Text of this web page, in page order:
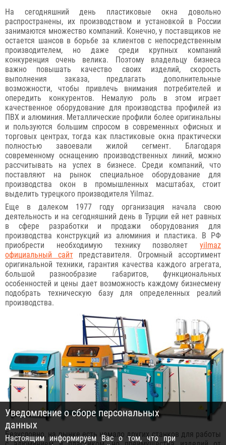
На сегодняшний день пластиковые окна довольно
распространены, их производством и установкой в России
занимаются множество компаний. Конечно, у поставщиков не
остается шансов в борьбе за клиентов с непосредственным
производителем, но даже среди крупных компаний
конкуренция очень велика. Поэтому владельцу бизнеса
важно повышать качество своих изделий, скорость
выполнения заказа, предлагать дополнительные
возможности, чтобы привлечь внимания потребителей и
опередить конкурентов. Немалую роль в этом играет
качественное оборудование для производства профилей из
ПВХ и алюминия. Металлические профили более оригинальны
и пользуются большим спросом в современных офисных и
торговых центрах, тогда как пластиковые окна практически
полностью завоевали жилой сегмент. Благодаря
современному оснащению производственных линий, можно
рассчитывать на успех в бизнесе. Среди компаний, что
поставляют на рынок специальное оборудование для
производства окон в промышленных масштабах, стоит
выделить турецкого производителя Yilmaz.
Еще в далеком 1977 году организация начала свою
деятельность и на сегодняшний день в Турции ей нет равных
в сфере разработки и продажи оборудования для
производства конструкций из алюминия и пластика. В РФ
приобрести необходимую технику позволяет yilmaz
официальный сайтпредставителя. Огромный ассортимент
оригинальной техники, гарантия качества каждого агрегата,
большой разнообразие габаритов, функциональных
особенностей и цены дает возможность каждому бизнесмену
подобрать техническую базу для определенных реалий
производства.
Безусловно, на рынке есть немало других станков для работы
Уведомление о сборе персональных
данных
Настоящим информируем Вас о том, что при